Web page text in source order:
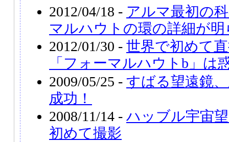
2012/04/18 - アルマ最初の
マルハウトの環の詳細が
2012/01/30 - 世界で初めて
「フォーマルハウトb」は
2009/05/25 - すばる望遠鏡
成功！
2008/11/14 - ハッブル宇宙
初めて撮影